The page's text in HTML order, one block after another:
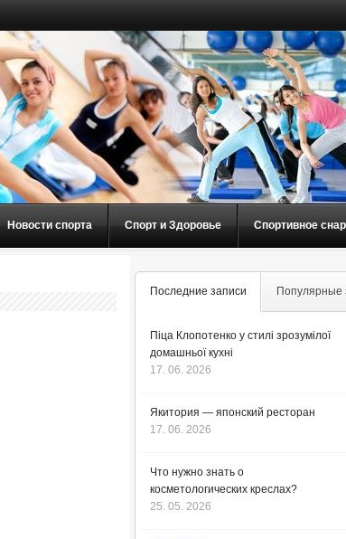
Новости спорта Спорт и Здоровье Спортивное
Последние записи Популярные
Піца Клопотенко у стилі зрозумілої
домашньої кухні
17. 06. 2026
Якитория — японский ресторан
17. 06. 2026
Что нужно знать о
косметологических креслах?
25. 05. 2026